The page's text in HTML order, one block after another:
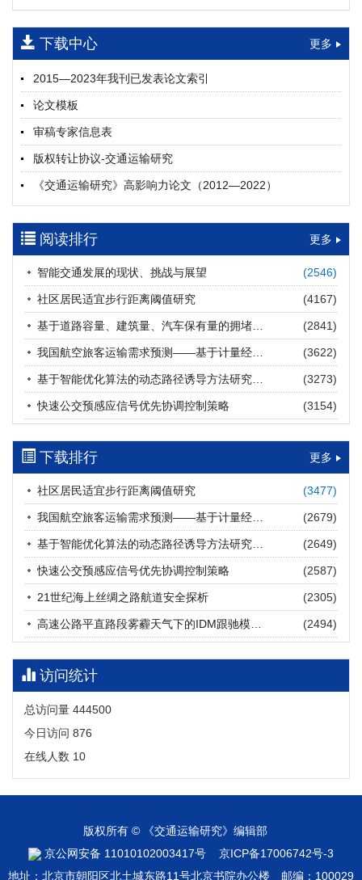
师瑞峰, 程龙飞, 张凌志, 王亚彬, 刘状壮
2026, 12(3): 137-150.https://doi.org/10.16503/j.cnki.2095-
9931.2026.03.011
摘要 (16) HTML(14)
基于TimeXer模型的高速公路服务区充电负荷预测
孙偲赫, 宋国华, 朱子俊, 范鹏飞, 石莹
2026, 12(3): 151-162.
9931.2026.03.012
摘要 (24) HTML(23)
多层能源供给网络下高速公路系统韧性提升方法
郝泉霖, 兰富安, 赖波, 陈立栋, 宋志英, 郑帅
2026, 12(3): 163-175.https://doi.org/10.16503/j.cnki.2095-
9931.2026.03.013
摘要 (16) HTML(14)
道路建养运通用碳核算方法及应用
王元庆, 王皎, 刘圆圆, 于谦, 刘聂旸子, 杨诗雨
2026, 12(3): 176-189.https://doi.org/10.16503/j.cnki.2095-
9931.2026.03.014
摘要 (16) HTML(16)
西部陆海新通道氢走廊建设对交通运输领域低碳转型的推动作
用
罗文格, 黄承锋, 关海长
2026, 12(3): 190-201.https://doi.org/10.16503/j.cnki.2095-
9931.2026.03.015
摘要 (24) HTML(23)
交能融合背景下零碳货运走廊利益主体的策略演化与影响因素
张海涛, 姚琛, 唐治豪, 谢明辉, 王元庆
2026, 12(3): 202-216.https://doi.org/10.16503/j.cnki.2095-
9931.2026.03.016
摘要 (21) HTML(18)
下载中心 更多
2015—2023年我刊已发表论文索引
论文模板
审稿专家信息表
版权转让协议-交通运输研究
《交通运输研究》高影响力论文（2012—2022）
中英文摘要撰写规范及样例
阅读排行 更多
智能交通发展的现状、挑战与展望 (2546)
社区居民适宜步行距离阈值研究 (4167)
(2841)
(3622)
(3273)
快速公交预感应信号优先协调控制策略 (3154)
下载排行 更多
社区居民适宜步行距离阈值研究 (3477)
(2679)
(2649)
快速公交预感应信号优先协调控制策略 (2587)
21世纪海上丝绸之路航道安全探析 (2305)
(2494)
访问统计
总访问量 444500
今日访问 876
在线人数 10
版权所有 © 《交通运输研究》编辑部
京公网安备 11010102003417号
京ICP备17006742号-3
地址：北京市朝阳区北土城东路11号北京书院办公楼 邮编：100029